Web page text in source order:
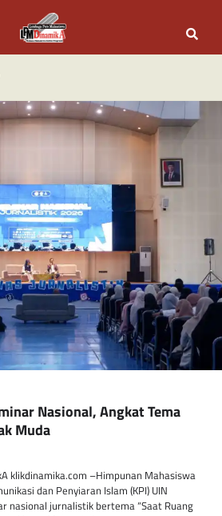
Nasional, Angkat Tema
Muda
klikdinamika.com –Himpunan Mahasiswa
dan Penyiaran Islam (KPI) UIN
nasional jurnalistik bertema “Saat Ruang